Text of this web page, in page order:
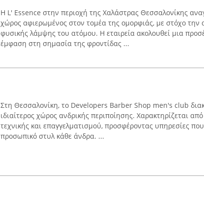
Η L' Essence στην περιοχή της Χαλάστρας Θεσσαλονίκης
χώρος αφιερωμένος στον τομέα της ομορφιάς, με στόχο την
φυσικής λάμψης του ατόμου. Η εταιρεία ακολουθεί μια
έμφαση στη σημασία της φροντίδας ...
Στη Θεσσαλονίκη, το Developers Barber Shop men's club
ιδιαίτερος χώρος ανδρικής περιποίησης. Χαρακτηρίζεται
τεχνικής και επαγγελματισμού, προσφέροντας υπηρεσίες
προσωπικό στυλ κάθε άνδρα. ...